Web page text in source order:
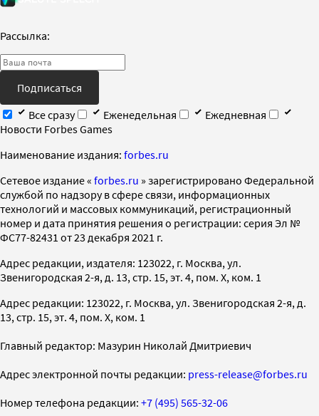
Рассылка:
Подписаться
Все сразу
Еженедельная
Ежедневная
Новости Forbes Games
Наименование издания: forbes.ru
Cетевое издание « forbes.ru » зарегистрировано Федеральной
службой по надзору в сфере связи, информационных
технологий и массовых коммуникаций, регистрационный
номер и дата принятия решения о регистрации: серия Эл №
ФС77-82431 от 23 декабря 2021 г.
Адрес редакции, издателя: 123022, г. Москва, ул.
Звенигородская 2-я, д. 13, стр. 15, эт. 4, пом. X, ком. 1
Адрес редакции: 123022, г. Москва, ул. Звенигородская 2-я, д.
13, стр. 15, эт. 4, пом. X, ком. 1
Главный редактор: Мазурин Николай Дмитриевич
Адрес электронной почты редакции: press-release@forbes.ru
Номер телефона редакции: +7 (495) 565-32-06